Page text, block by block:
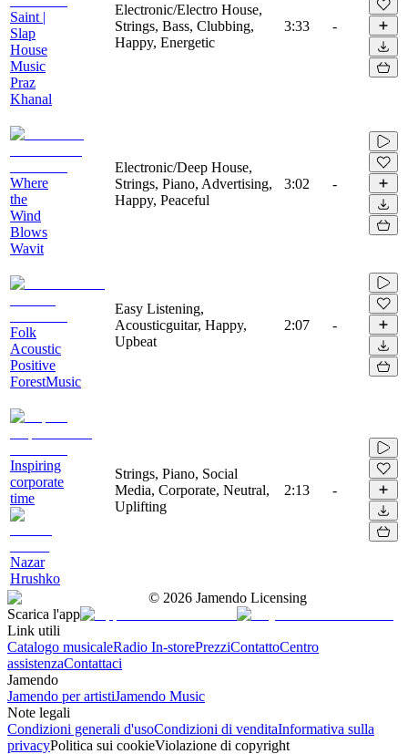
Saint |
Slap
House
Music
Praz
Khanal
Electronic/Electro House,
Strings, Bass, Clubbing,
Happy, Energetic
3:33 -
Where
the
Wind
Blows
Wavit
Electronic/Deep House,
Strings, Piano, Advertising,
Happy, Peaceful
3:02 -
Folk
Acoustic
Positive
ForestMusic
Easy Listening,
Acousticguitar, Happy,
Upbeat
2:07 -
Inspiring
corporate
time
Nazar
Hrushko
Strings, Piano, Social
Media, Corporate, Neutral,
Uplifting
2:13 -
© 2026 Jamendo Licensing
Scarica l'app
Link utili
Catalogo musicaleRadio In-storePrezziContattoCentro
assistenzaContattaci
Jamendo
Jamendo per artistiJamendo Music
Note legali
Condizioni generali d'usoCondizioni di venditaInformativa sulla
privacyPolitica sui cookieViolazione di copyright